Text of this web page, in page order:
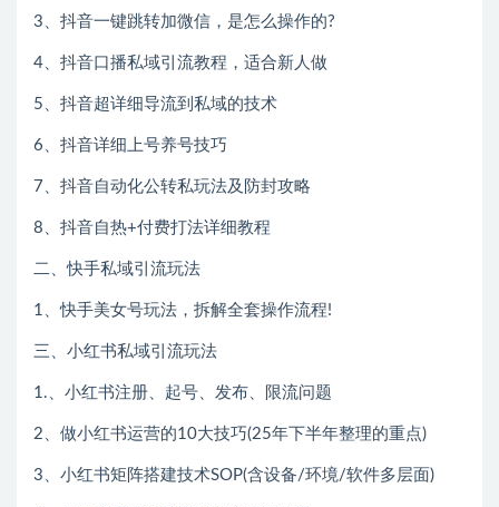
3、抖音一键跳转加微信，是怎么操作的?
4、抖音口播私域引流教程，适合新人做
5、抖音超详细导流到私域的技术
6、抖音详细上号养号技巧
7、抖音自动化公转私玩法及防封攻略
8、抖音自热+付费打法详细教程
二、快手私域引流玩法
1、快手美女号玩法，拆解全套操作流程!
三、小红书私域引流玩法
1.、小红书注册、起号、发布、限流问题
2、做小红书运营的10大技巧(25年下半年整理的重点)
3、小红书矩阵搭建技术SOP(含设备/环境/软件多层面)